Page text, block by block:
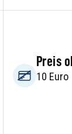
Preis
10 Euro